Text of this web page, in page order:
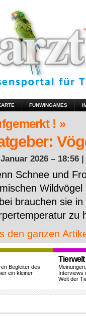
FUNWINGAMES
! »
2026 – 18:56 |
Schnee und
brauchen sie
zu
den ganzen
Begleiter des
ein kleiner
Tierwelt
Interviews
Welt der